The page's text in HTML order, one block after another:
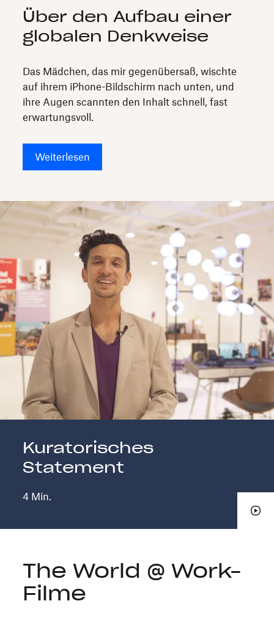
Über den Aufbau einer
globalen Denkweise
Das Mädchen, das mir gegenübersaß, wischte
auf ihrem iPhone-Bildschirm nach unten, und
ihre Augen scannten den Inhalt schnell, fast
erwartungsvoll.
Weiterlesen
Kuratorisches
Statement
4 Min.
The World @ Work-
Filme